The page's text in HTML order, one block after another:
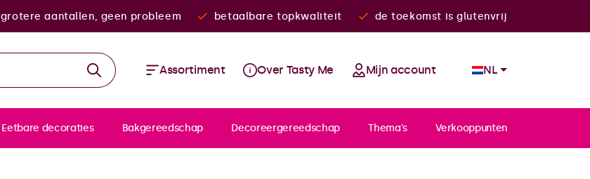
grotere aantallen, geen probleem betaalbare topkwaliteit de toekomst is glutenvrij
Assortiment Over Tasty Me Mijn account NL
Eetbare decoraties Bakgereedschap Decoreergereedschap Thema's Verkooppunten